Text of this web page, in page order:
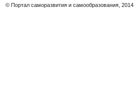
© Портал саморазвития и самообразования, 2014